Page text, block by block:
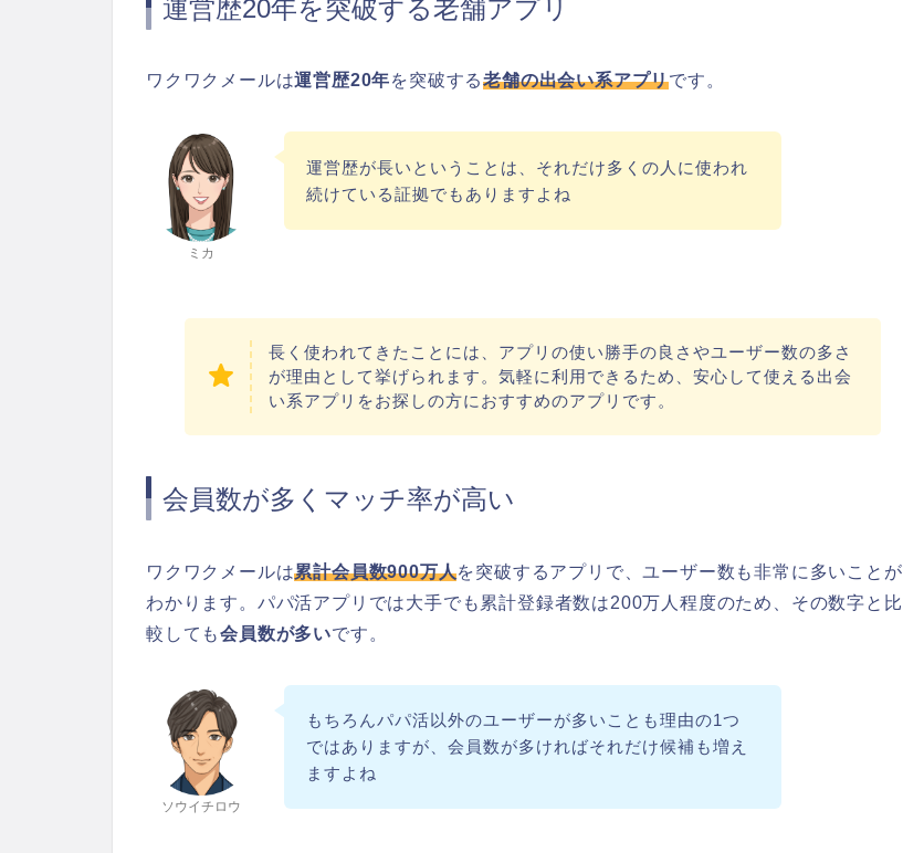
運営歴20年を突破する老舗アプリ
ワクワクメールは運営歴20年を突破する老舗の出会い系アプリです。
ミカ
運営歴が長いということは、それだけ多くの人に使われ
続けている証拠でもありますよね
長く使われてきたことには、アプリの使い勝手の良さやユーザー数の多さ
が理由として挙げられます。気軽に利用できるため、安心して使える出会
い系アプリをお探しの方におすすめのアプリです。
会員数が多くマッチ率が高い
ワクワクメールは累計会員数900万人を突破するアプリで、ユーザー数も非常に多いことが
わかります。パパ活アプリでは大手でも累計登録者数は200万人程度のため、その数字と比
較しても会員数が多いです。
ソウイチロウ
もちろんパパ活以外のユーザーが多いことも理由の1つ
ではありますが、会員数が多ければそれだけ候補も増え
ますよね